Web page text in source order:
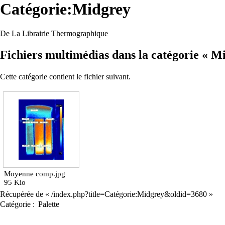
Catégorie:Midgrey
De La Librairie Thermographique
Fichiers multimédias dans la catégorie «
Cette catégorie contient le fichier suivant.
Moyenne comp.jpg
95 Kio
Récupérée de « /index.php?title=Catégorie:Midgrey&oldid=3680 »
Catégorie : Palette